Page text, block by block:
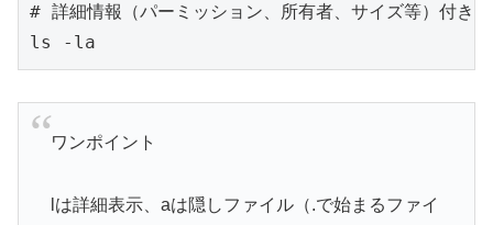
# 詳細情報（パーミッション、所有者、サイズ等）付き
ワンポイント
lは詳細表示、aは隠しファイル（.で始まるファイ